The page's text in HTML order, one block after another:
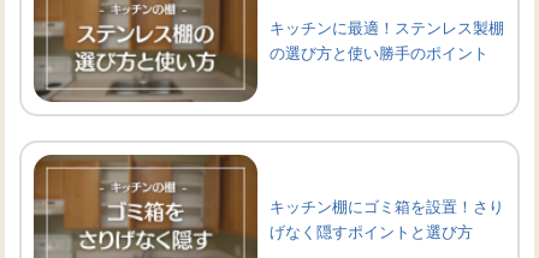
キッチンに最適！ステンレス製棚
の選び方と使い勝手のポイント
キッチン棚にゴミ箱を設置！さり
げなく隠すポイントと選び方